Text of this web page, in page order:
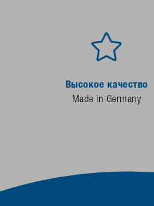
Высокое качество
Made in Germany